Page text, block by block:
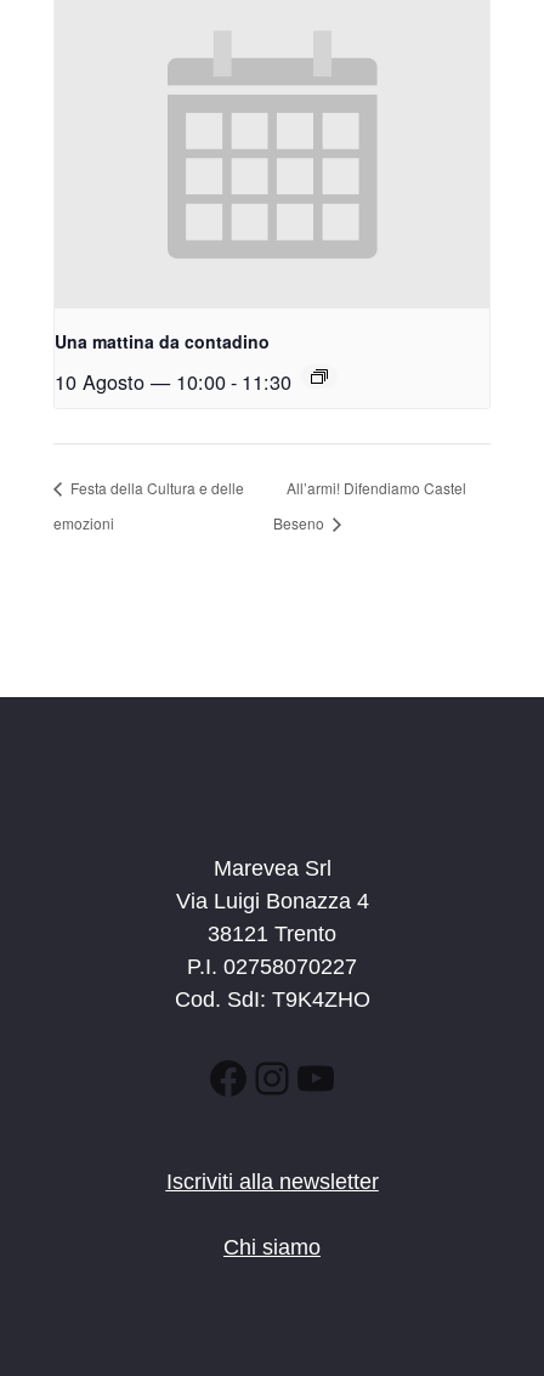
Una mattina da contadino
10 Agosto — 10:00- 11:30
Festa della Cultura e delle
emozioni
All’armi! Difendiamo Castel
Beseno
Marevea Srl
Via Luigi Bonazza 4
38121 Trento
P.I. 02758070227
Cod. SdI: T9K4ZHO
Facebook
Instagram
YouTube
Iscriviti alla newsletter
Chi siamo